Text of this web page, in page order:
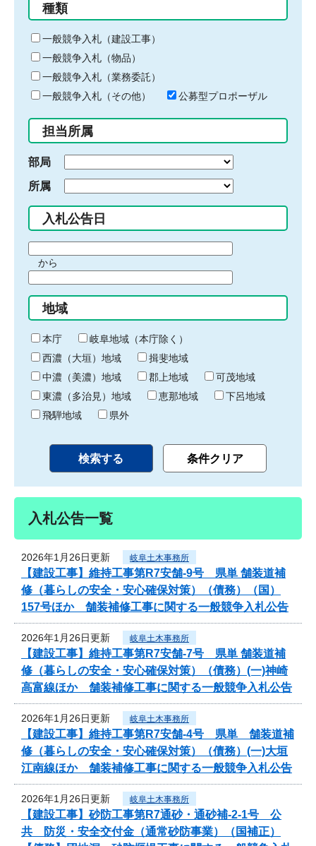
る
キ
ー
ワ
ー
ド
入
力
種類
一般競争入札（建設工事）
一般競争入札（物品）
一般競争入札（業務委託）
一般競争入札（その他）
公募型プロポーザル
担当所属
部局
所属
入札公告日
間
始
り
から
間
終
わ
り
地域
本庁
岐阜地域（本庁除く）
西濃（大垣）地域
揖斐地域
中濃（美濃）地域
郡上地域
可茂地域
東濃（多治見）地域
恵那地域
下呂地域
飛騨地域
県外
入札公告一覧
2026年1月26日更新 岐阜土木事務所
【建設工事】維持工事第R7安舗-9号 県単 舗装道補
修（暮らしの安全・安心確保対策）（債務）（国）
157号ほか 舗装補修工事に関する一般競争入札公告
2026年1月26日更新 岐阜土木事務所
【建設工事】維持工事第R7安舗-7号 県単 舗装道補
修（暮らしの安全・安心確保対策）（債務）(一)神崎
高富線ほか 舗装補修工事に関する一般競争入札公告
2026年1月26日更新 岐阜土木事務所
【建設工事】維持工事第R7安舗-4号 県単 舗装道補
修（暮らしの安全・安心確保対策）（債務）(一)大垣
江南線ほか 舗装補修工事に関する一般競争入札公告
2026年1月26日更新 岐阜土木事務所
【建設工事】砂防工事第R7通砂・通砂補-2-1号 公
共 防災・安全交付金（通常砂防事業）（国補正）